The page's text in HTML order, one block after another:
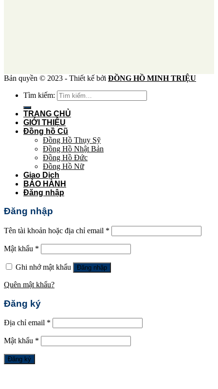
Bản quyền © 2023 - Thiết kế bởi ĐỒNG HỒ MINH TRIỆU
Tìm kiếm:
TRANG CHỦ
GIỚI THIỆU
Đồng hồ Cũ
Đồng Hồ Thụy Sỹ
Đồng Hồ Nhật Bản
Đồng Hồ Đức
Đồng Hồ Nữ
Giao Dịch
BẢO HÀNH
Đăng nhập
Đăng nhập
Tên tài khoản hoặc địa chỉ email *
Mật khẩu *
Ghi nhớ mật khẩu Đăng nhập
Quên mật khẩu?
Đăng ký
Địa chỉ email *
Mật khẩu *
Đăng ký